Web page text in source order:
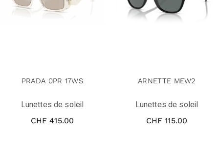
PRADA 0PR 17WS
Lunettes de soleil
CHF 415.00
ARNETTE MEW2
Lunettes de soleil
CHF 115.00